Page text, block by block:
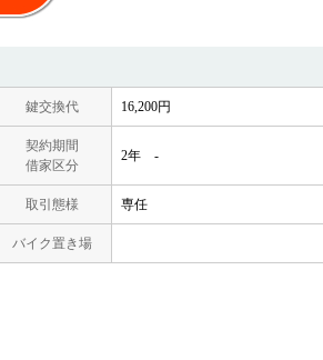
鍵交換代 16,200円
契約期間
借家区分
2年 -
取引態様 専任
バイク置き場